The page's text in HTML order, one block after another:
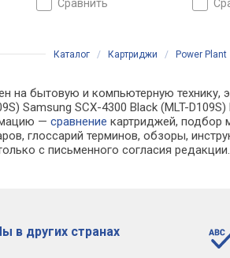
сравнить
Каталог / Картриджи / Power Plant
на бытовую и компьютерную
Samsung SCX-4300 Black (MLT-
—сравнение картриджей, подбор
глоссарий терминов, обзоры,
с письменного согласия редакции.
в других странах